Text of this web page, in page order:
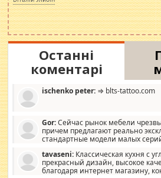
навколо стипендіального
роздувається ще одна
Останні
коментарі
ischenko peter: ⇒ blts-tattoo.com
Gor:Сейчас рынок мебели
причем предлагают реально
стандартные модели малых
стандартные формы, в MebelOk,
со вкусом все в порядке, без ненужных
мебель, а это не последний фактор.
tavaseni: Классическая кухня с
прекрасный дизайн, высокое
благодаря интернет магазину,